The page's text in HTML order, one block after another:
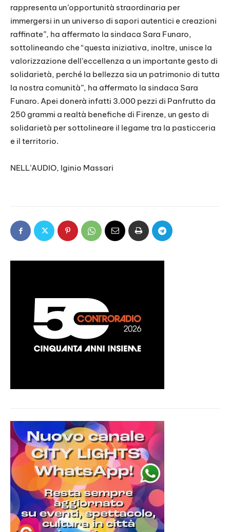
rappresenta un’opportunità straordinaria per
immergersi in un universo di sapori autentici e creazioni
raffinate”, ha affermato la sindaca Sara Funaro,
sottolineando che “questa iniziativa, inoltre, unisce la
valorizzazione dell’eccellenza a un importante gesto di
solidarietà, perché la bellezza sia un patrimonio di tutta
la nostra comunità”, ha affermato la sindaca Sara
Funaro. Apei donerà infatti 3.000 pezzi di Panfrutto da
250 grammi a realtà benefiche di Firenze, un gesto di
solidarietà per sottolineare il legame tra la pasticceria
e il territorio.
NELL’AUDIO, Iginio Massari